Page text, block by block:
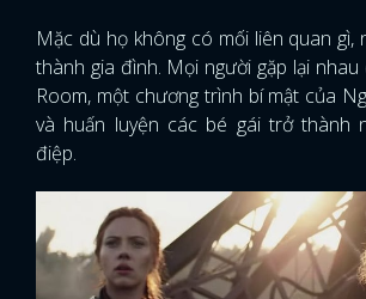
Mặc dù họ không có mối liên quan
thành gia đình. Mọi người gặp lại
Room, một chương trình bí mật của
và huấn luyện các bé gái trở thành
điệp.